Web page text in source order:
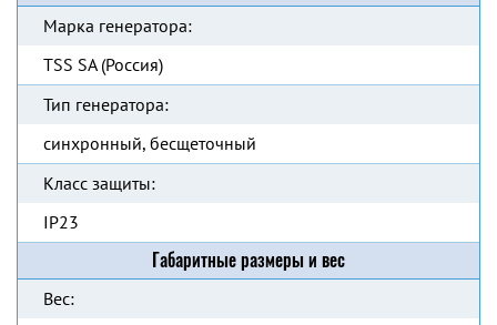
Марка генератора:
TSS SA (Россия)
Тип генератора:
синхронный, бесщеточный
Класс защиты:
IP23
Габаритные размеры и вес
Вес: